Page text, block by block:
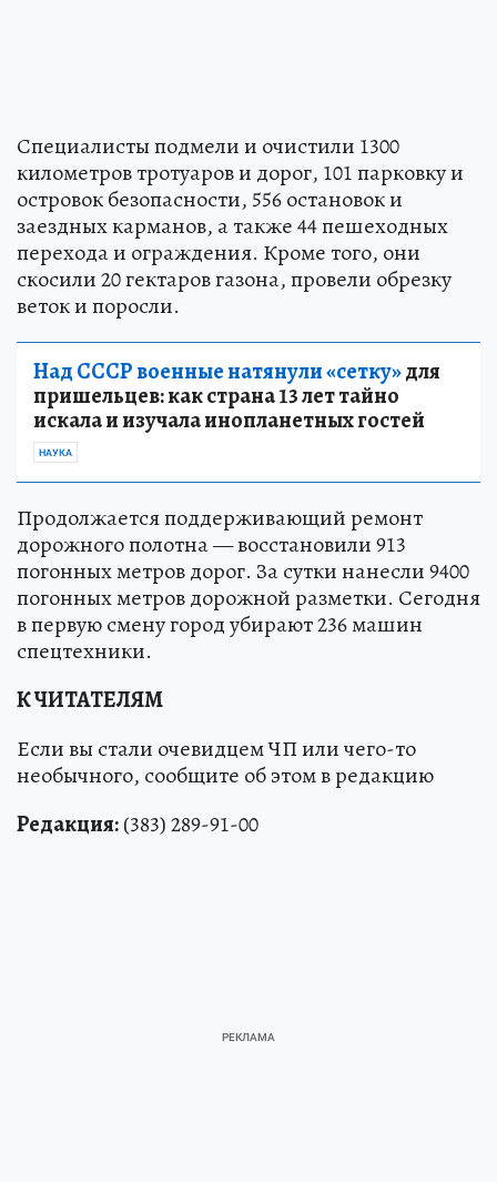
Специалисты подмели и очистили 1300
километров тротуаров и дорог, 101 парковку и
островок безопасности, 556 остановок и
заездных карманов, а также 44 пешеходных
перехода и ограждения. Кроме того, они
скосили 20 гектаров газона, провели обрезку
веток и поросли.
Над СССР военные натянули «сетку»для
пришельцев: как страна 13 лет тайно
искала и изучала инопланетных гостей
НАУКА
Продолжается поддерживающий ремонт
дорожного полотна — восстановили 913
погонных метров дорог. За сутки нанесли 9400
погонных метров дорожной разметки. Сегодня
в первую смену город убирают 236 машин
спецтехники.
К ЧИТАТЕЛЯМ
Если вы стали очевидцем ЧП или чего-то
необычного, сообщите об этом в редакцию
Редакция:(383) 289-91-00